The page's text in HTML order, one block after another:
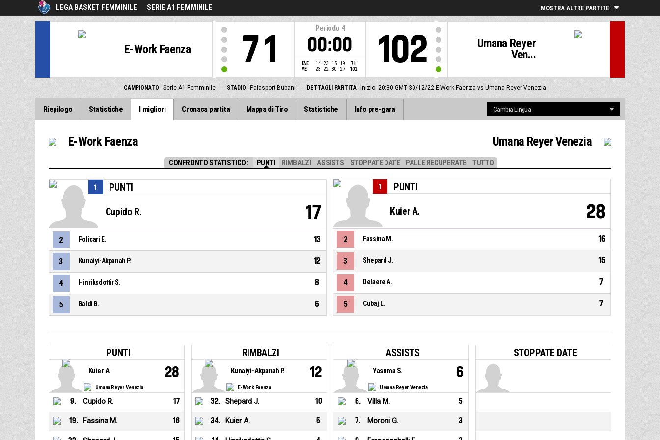
LEGA BASKET FEMMINILE SERIE A1 FEMMINILE MOSTRA ALTRE PARTITE
E-Work Faenza 71
Periodo 4
00:00
FAE 14 23 15 19
71
VE
23 22 30 27 102
Umana Reyer
Ven...
102
CAMPIONATO Serie A1 Femminile STADIO Palasport Bubani DETTAGLI PARTITA Inizio: 20:30 GMT 30/12/22 E-Work Faenza vs Umana Reyer Venezia
Riepilogo Statistiche I migliori Cronaca partita Mappa di Tiro Statistiche Info pre-gara
CONFRONTO STATISTICO: PUNTI RIMBALZI ASSISTS STOPPATE DATE PALLE RECUPERATE TUTTO
E-Work Faenza
PUNTI
1
Cupido R. 17
2 Policari E. 13
3 Kunaiyi-Akpanah P. 12
4 Hinriksdottir S. 8
5 Baldi B. 6
Umana Reyer Venezia
PUNTI
1
Kuier A. 28
2 Fassina M. 16
3 Shepard J. 15
4 Delaere A. 7
5 Cubaj L. 7
PUNTI
Umana Reyer Venezia
Kuier A. 28
9. Cupido R. 17
19. Fassina M. 16
RIMBALZI
E-Work Faenza
Kunaiyi-Akpanah P. 12
32. Shepard J. 10
34. Kuier A. 5
ASSISTS
Umana Reyer Venezia
Yasuma S. 6
6. Villa M. 5
7. Moroni G. 3
STOPPATE DATE